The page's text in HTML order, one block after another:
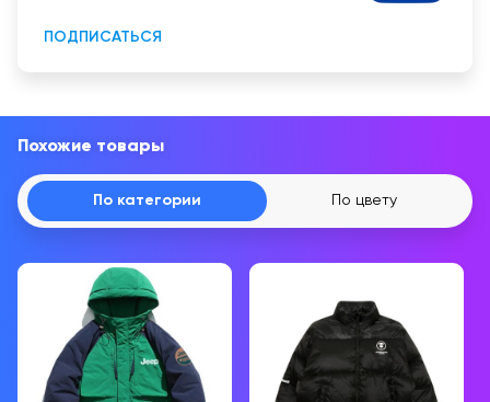
ПОДПИСАТЬСЯ
Похожие товары
По категории По цвету